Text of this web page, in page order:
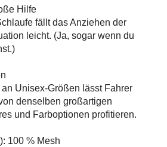
Hilfe
fällt das Anziehen der
leicht. (Ja, sogar wenn du
Unisex-Größen lässt Fahrer
denselben großartigen
und Farboptionen profitieren.
100 % Mesh